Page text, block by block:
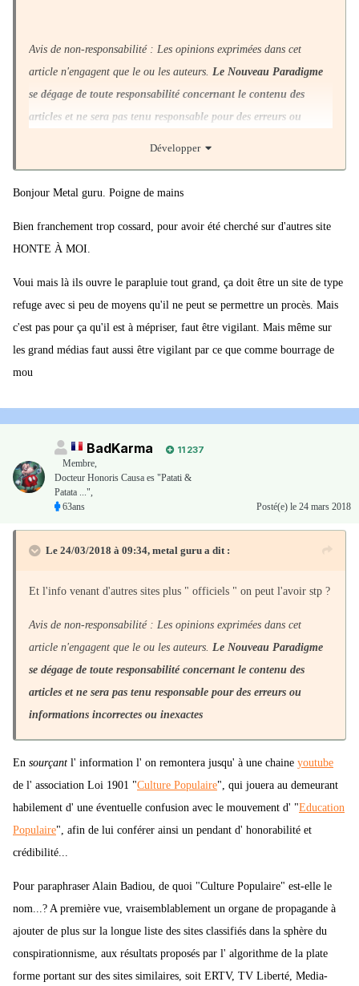
Avis de non-responsabilité : Les opinions exprimées dans cet
article n'engagent que le ou les auteurs. Le Nouveau Paradigme
se dégage de toute responsabilité concernant le contenu des
articles et ne sera pas tenu responsable pour des erreurs ou
Développer
Bonjour Metal guru. Poigne de mains
Bien franchement trop cossard, pour avoir été cherché sur d'autres site
HONTE À MOI.
Voui mais là ils ouvre le parapluie tout grand, ça doit être un site de type
refuge avec si peu de moyens qu'il ne peut se permettre un procès. Mais
c'est pas pour ça qu'il est à mépriser, faut être vigilant. Mais même sur
les grand médias faut aussi être vigilant par ce que comme bourrage de
mou
BadKarma
11 237
Membre,
Docteur Honoris Causa es "Patati &
Patata ...",
63ans
Posté(e) le 24 mars 2018
Le 24/03/2018 à 09:34, metal guru a dit :
Et l'info venant d'autres sites plus " officiels " on peut l'avoir stp ?
Avis de non-responsabilité : Les opinions exprimées dans cet
article n'engagent que le ou les auteurs. Le Nouveau Paradigme
se dégage de toute responsabilité concernant le contenu des
articles et ne sera pas tenu responsable pour des erreurs ou
informations incorrectes ou inexactes
En sourçant l' information l' on remontera jusqu' à une chaine youtube
de l' association Loi 1901 "Culture Populaire", qui jouera au demeurant
habilement d' une éventuelle confusion avec le mouvement d' "Education
Populaire", afin de lui conférer ainsi un pendant d' honorabilité et
crédibilité...
Pour paraphraser Alain Badiou, de quoi "Culture Populaire" est-elle le
nom...? A première vue, vraisemblablement un organe de propagande à
ajouter de plus sur la longue liste des sites classifiés dans la sphère du
conspirationnisme, aux résultats proposés par l' algorithme de la plate
forme portant sur des sites similaires, soit ERTV, TV Liberté, Media-